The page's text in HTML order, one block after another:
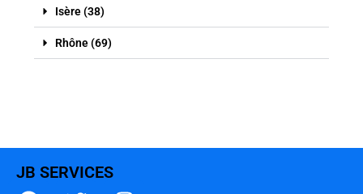
Isère (38)
Rhône (69)
JB SERVICES